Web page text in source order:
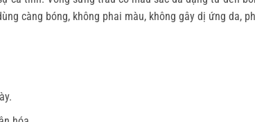
càng bóng, không phai màu, không gây dị ứng da,